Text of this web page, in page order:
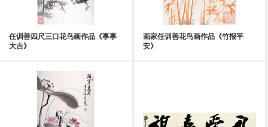
任训善四尺三口花鸟画作品《事事
大吉》
画家任训善花鸟画作品《竹报平
安》